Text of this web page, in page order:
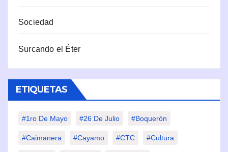
Sociedad
Surcando el Éter
ETIQUETAS
#1ro De Mayo #26 De Julio #Boquerón
#Caimanera #Cayamo #CTC #Cultura